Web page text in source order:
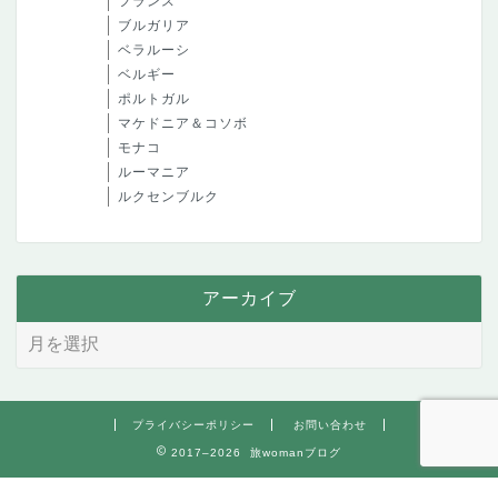
ブルガリア
ベラルーシ
ベルギー
ポルトガル
マケドニア＆コソボ
モナコ
ルーマニア
ルクセンブルク
アーカイブ
プライバシーポリシー お問い合わせ
2017–2026 旅womanブログ